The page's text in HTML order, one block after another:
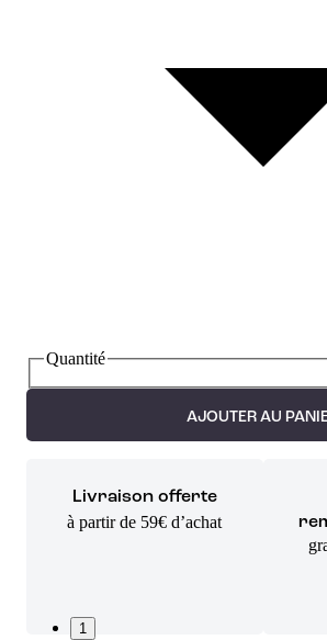
Quantité
AJOUTER AU
Livraison offerte
à partir de 59€ d’achat
1